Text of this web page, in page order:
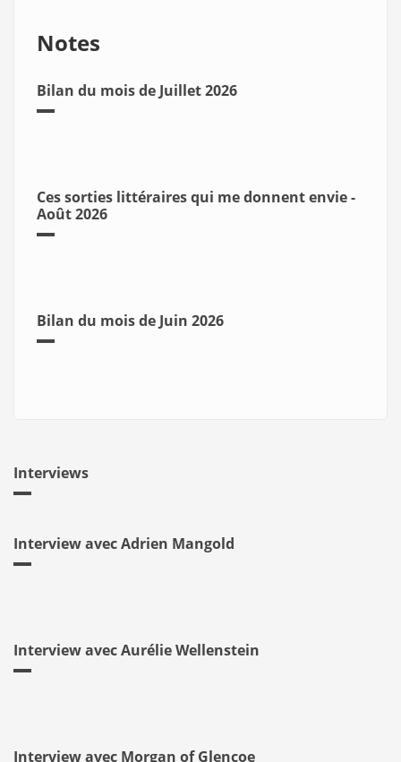
Notes
Bilan du mois de Juillet 2026
Ces sorties littéraires qui me donnent envie -
Août 2026
Bilan du mois de Juin 2026
Interviews
Interview avec Adrien Mangold
Interview avec Aurélie Wellenstein
Interview avec Morgan of Glencoe